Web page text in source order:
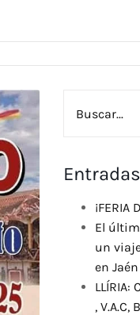
¡FERIA
El
un
en Jaén
LLÍRIA:
,